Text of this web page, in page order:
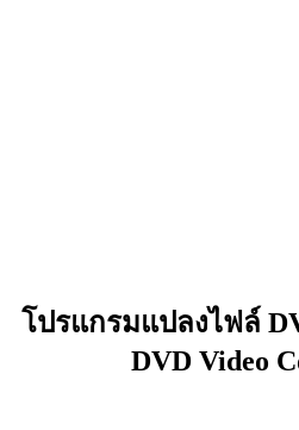
โปรแกรมแปลงไฟล์
DVD Video